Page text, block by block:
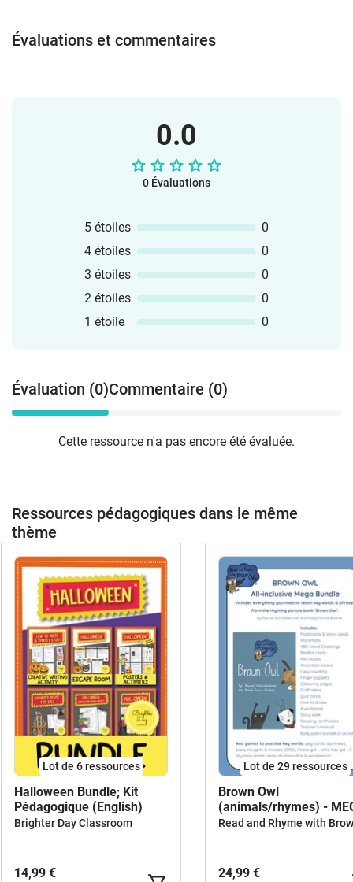
Évaluations et commentaires
0.0
0 Évaluations
5 étoiles
0
4 étoiles
0
3 étoiles
0
2 étoiles
0
1 étoile
0
Évaluation (0)Commentaire (0)
Cette ressource n'a pas encore été évaluée.
Ressources pédagogiques dans le même
thème
Lot de 6 ressources
Halloween Bundle; Kit
Pédagogique (English)
Brighter Day Classroom
14,99 €
Lot de 29 ressources
Brown Owl
(animals/rhymes) -
BUNDLE
24,99 €